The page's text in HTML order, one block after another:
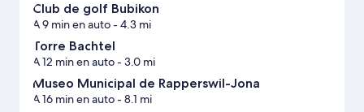
Club de golf Bubikon
A 9 min en auto- 4.3 mi
Torre Bachtel
A 12 min en auto- 3.0 mi
Museo Municipal de Rapperswil-Jona
A 16 min en auto- 8.1 mi